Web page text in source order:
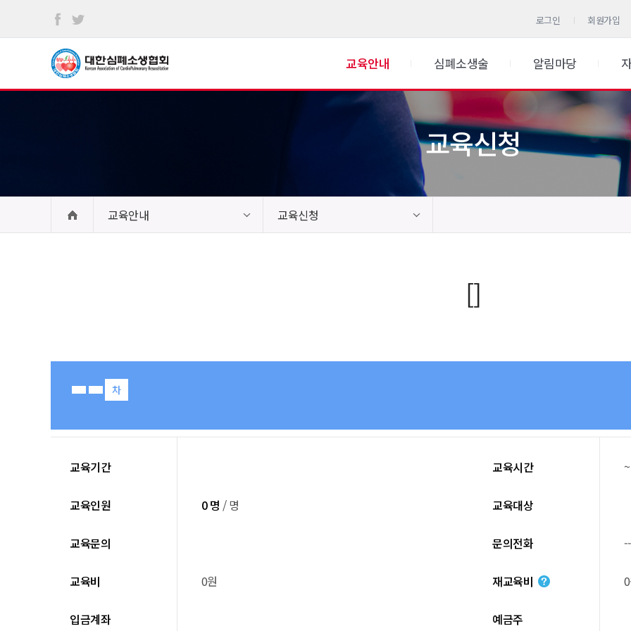
로그인 회원가입
교육안내 심폐소생술 알림마당
교육신청
교육안내 교육신청
[]
차
교육기간 교육시간 ~
교육인원 0 명 / 명 교육대상
교육문의 문의전화 --
교육비 0원 재교육비
입금계좌 예금주